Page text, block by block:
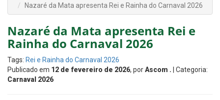
Nazaré da Mata apresenta Rei e Rainha do Carnaval 2026
Nazaré da Mata apresenta Rei e
Rainha do Carnaval 2026
Tags: Rei e Rainha do Carnaval 2026
Publicado em 12 de fevereiro de 2026, porAscom . | Categoria:
Carnaval 2026